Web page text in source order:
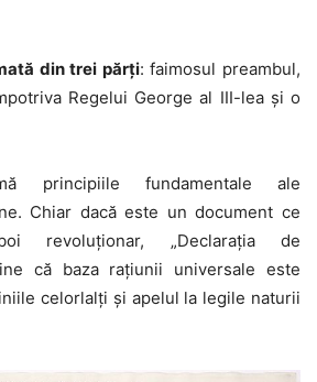
din trei părți: faimosul preambul,
Regelui George al III-lea și o
principiile fundamentale ale
Chiar dacă este un document ce
revoluționar, „Declarația de
că baza rațiunii universale este
celorlalți și apelul la legile naturii